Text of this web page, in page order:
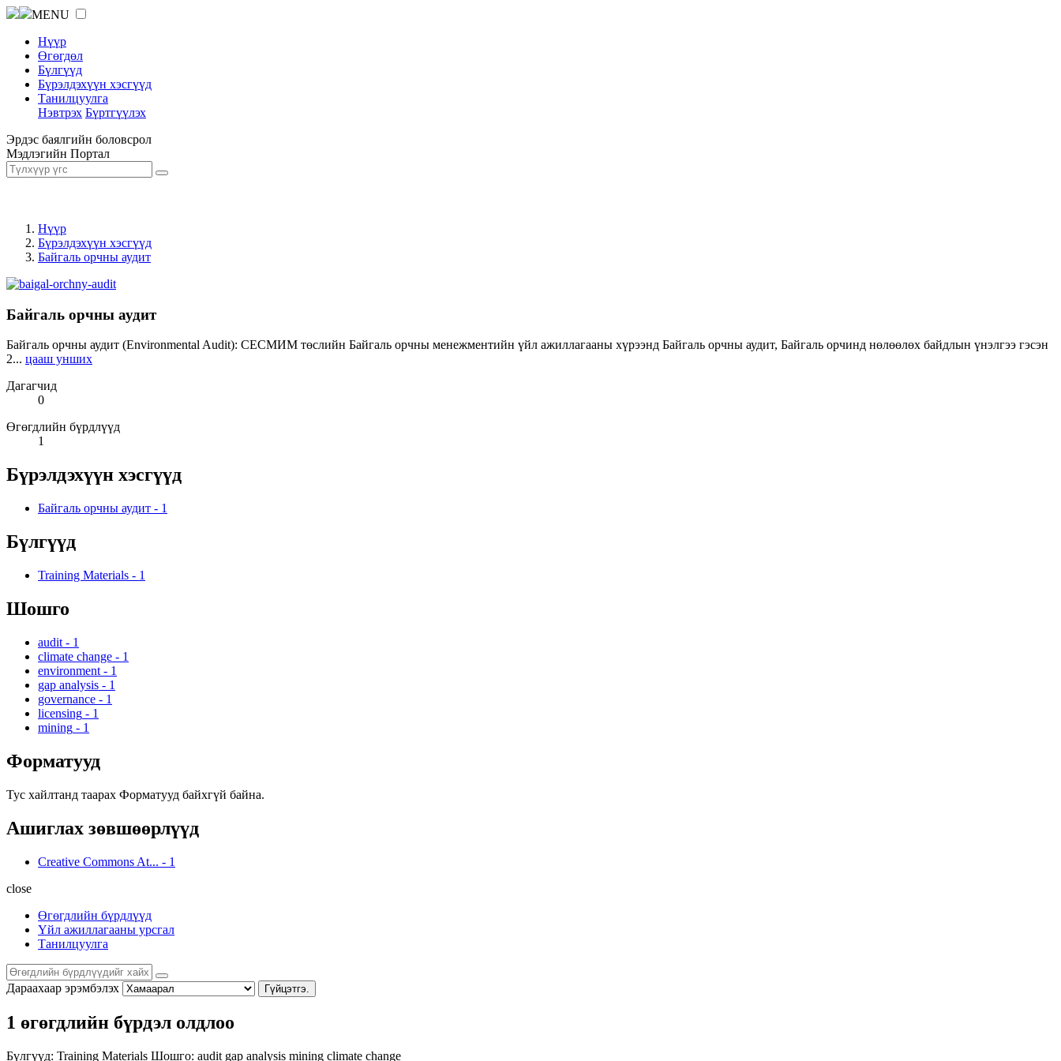
MENU
Нүүр
Өгөгдөл
Бүлгүүд
Бүрэлдэхүүн хэсгүүд
Танилцуулга
Нэвтрэх Бүртгүүлэх
Эрдэс баялгийн боловсрол
Мэдлэгийн Портал
Нүүр
Бүрэлдэхүүн хэсгүүд
Байгаль орчны аудит
Байгаль орчны аудит
Байгаль орчны аудит (Environmental Audit): СЕСМИМ төслийн Байгаль орчны менежментийн үйл ажиллагааны хүрээнд Байгаль орчны аудит, Байгаль орчинд нөлөөлөх байдлын үнэлгээ гэсэн
2... цааш унших
Дагагчид
0
Өгөгдлийн бүрдлүүд
1
Бүрэлдэхүүн хэсгүүд
Байгаль орчны аудит - 1
Бүлгүүд
Training Materials - 1
Шошго
audit - 1
climate change - 1
environment - 1
gap analysis - 1
governance - 1
licensing - 1
mining - 1
Форматууд
Тус хайлтанд таарах Форматууд байхгүй байна.
Ашиглах зөвшөөрлүүд
Creative Commons At... - 1
close
Өгөгдлийн бүрдлүүд
Үйл ажиллагааны урсгал
Танилцуулга
Дараахаар эрэмбэлэх Гүйцэтгэ.
1 өгөгдлийн бүрдэл олдлоо
Бүлгүүд: Training Materials Шошго: audit gap analysis mining climate change